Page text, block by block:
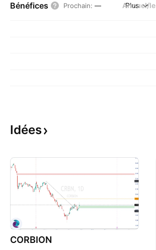
Bénéfices Prochain: — Annuel/le
Plus
Idées
CORBION